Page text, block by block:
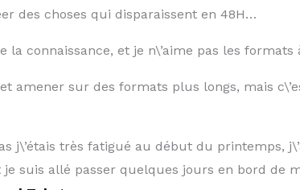
des choses qui disparaissent en 48H…
la connaissance, et je n\’aime pas les
amener sur des formats plus longs, mais
j\’étais très fatigué au début du printemps,
suis allé passer quelques jours en bord de